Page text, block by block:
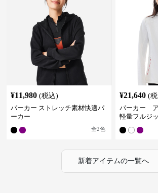
¥11,980 (税込)
パーカー ストレッチ素材快適パ
ーカー
全2色
¥21,640 (
パーカー
軽量フルジ
新着アイテムの一覧へ